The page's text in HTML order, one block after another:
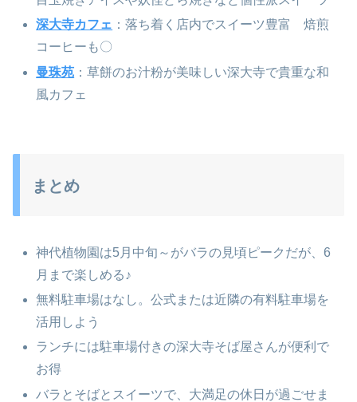
深大寺カフェ ：落ち着く店内でスイーツ豊富 焙煎
コーヒーも〇
曼珠苑 ：草餅のお汁粉が美味しい深大寺で貴重な和
風カフェ
まとめ
神代植物園は5月中旬～がバラの見頃ピークだが、6
月まで楽しめる♪
無料駐車場はなし。公式または近隣の有料駐車場を
活用しよう
ランチには駐車場付きの深大寺そば屋さんが便利で
お得
バラとそばとスイーツで、大満足の休日が過ごせま